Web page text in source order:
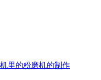
里的粉磨机的制作